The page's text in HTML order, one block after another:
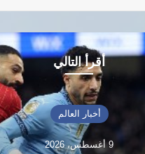
أقرأ التالي
أخبار العالم
9 أغسطس، 2026